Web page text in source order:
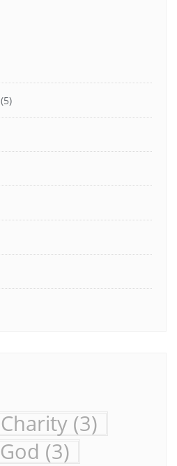
(5)
Charity (3)
God (3)